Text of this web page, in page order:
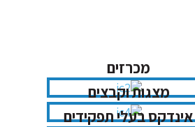
מכרזים
מצגות וקבצים
אינדקס בעלי תפקידים